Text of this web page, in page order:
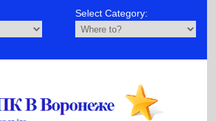
Select Category: